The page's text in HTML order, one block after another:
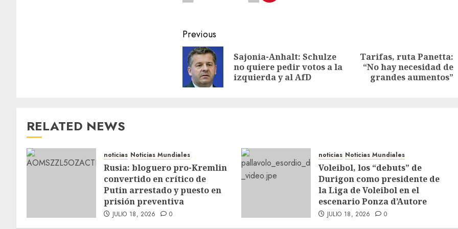
Previous
Sajonia-Anhalt: Schulze
no quiere pedir votos a la
izquierda y al AfD
Tarifas, ruta Panetta:
“No hay necesidad de
grandes aumentos”
RELATED NEWS
noticias Noticias Mundiales
Rusia: bloguero pro-Kremlin
convertido en crítico de
Putin arrestado y puesto en
prisión preventiva
JULIO 18, 2026 0
noticias Noticias Mundiales
Voleibol, los “debuts” de
Durigon como presidente de
la Liga de Voleibol en el
escenario Ponza d’Autore
JULIO 18, 2026 0